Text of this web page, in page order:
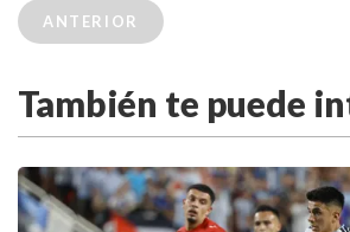
ANTERIOR
También te puede